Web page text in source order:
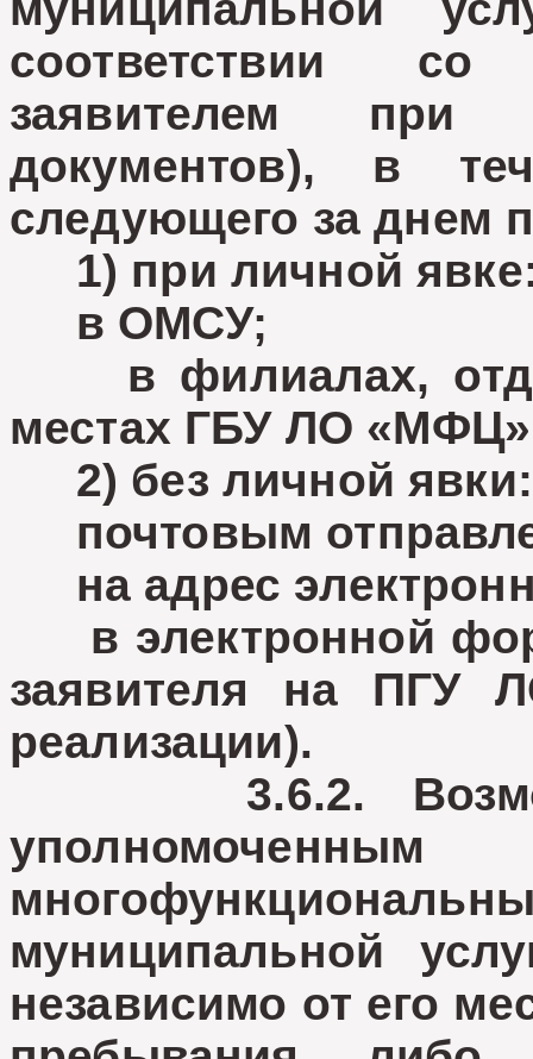
соответствии
заявителем при
документов), в
следующего за днем
1) при личной
в ОМСУ;
в филиалах,
местах ГБУ ЛО
2) без личной явки:
почтовым
на адрес
в электронной
заявителя на ПГУ
реализации).
3.6.2.
муниципальной
независимо от его